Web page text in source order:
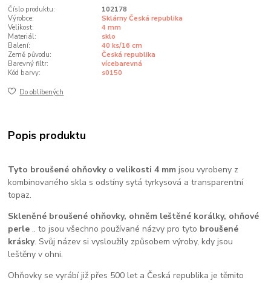
Číslo produktu:
102178
Výrobce:
Sklárny Česká republika
Velikost:
4 mm
Materiál:
sklo
Balení:
40 ks/16 cm
Země původu:
Česká republika
Barevný filtr:
vícebarevná
Kód barvy:
s0150
Do oblíbených
Popis produktu
Tyto broušené ohňovky o velikosti 4 mm jsou vyrobeny z
kombinovaného skla s odstíny sytá tyrkysová a transparentní
topaz.
Skleněné broušené ohňovky, ohněm leštěné korálky, ohňové
perle .. to jsou všechno používané názvy pro tyto broušené
krásky. Svůj název si vysloužily způsobem výroby, kdy jsou
leštěny v ohni.
Ohňovky se vyrábí již přes 500 let a Česká republika je těmito